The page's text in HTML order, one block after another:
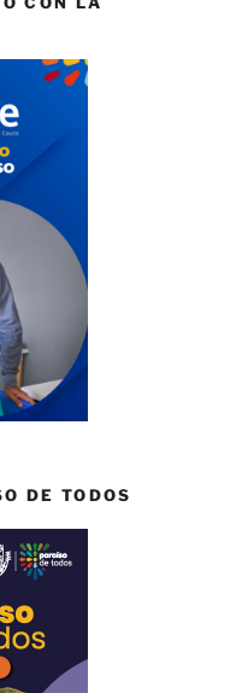
DE TODOS